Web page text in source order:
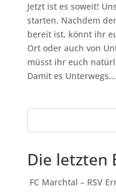
Jetzt ist es soweit!
starten. Nachdem
bereit ist, könnt ihr
Ort oder auch von
müsst ihr euch
Damit es Unterwegs...
Die letzten
FC Marchtal – RSV